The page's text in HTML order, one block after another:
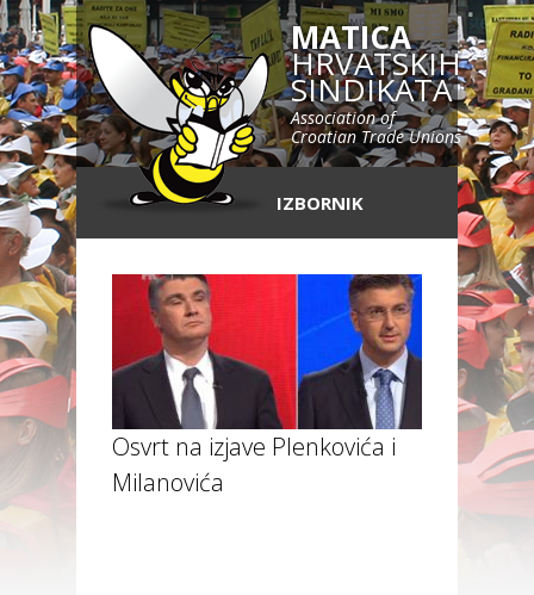
MATICA
HRVATSKIH
SINDIKATA
Association of
Croatian Trade Unions
IZBORNIK
Osvrt na izjave Plenkovića i
Milanovića